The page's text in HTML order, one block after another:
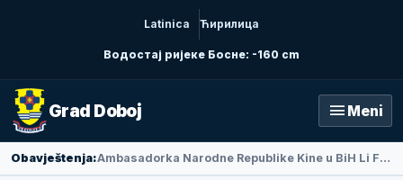
Latinica Ћирилица
Водостај ријеке Босне: -160 cm
Grad Doboj menu Meni
Obavještenja: Ambasadorka Narodne Republike Kine u BiH Li Fan posjetila Doboj